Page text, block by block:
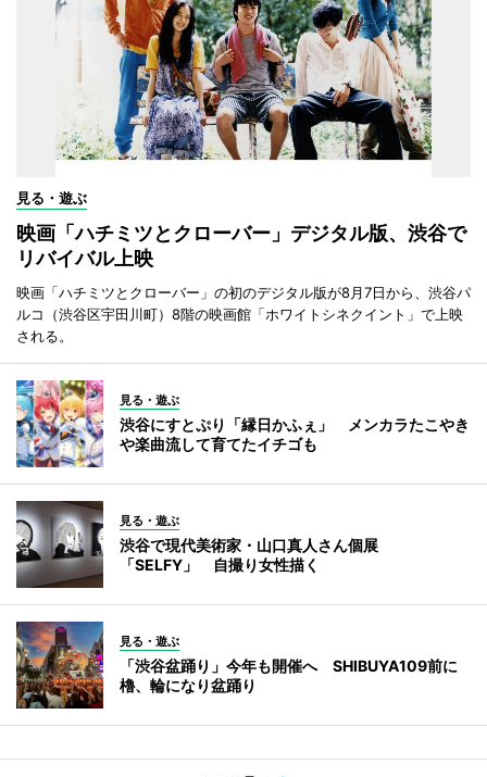
見る・遊ぶ
映画「ハチミツとクローバー」デジタル版、渋谷で
リバイバル上映
映画「ハチミツとクローバー」の初のデジタル版が8月7日から、渋谷パ
ルコ（渋谷区宇田川町）8階の映画館「ホワイトシネクイント」で上映
される。
見る・遊ぶ
渋谷にすとぷり「縁日かふぇ」 メンカラたこやき
や楽曲流して育てたイチゴも
見る・遊ぶ
渋谷で現代美術家・山口真人さん個展
「SELFY」 自撮り女性描く
見る・遊ぶ
「渋谷盆踊り」今年も開催へ SHIBUYA109前に
櫓、輪になり盆踊り